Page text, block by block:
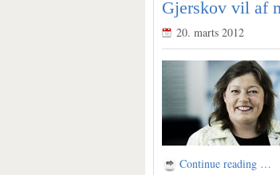
Gjerskov vil af
20. marts 2012
Continue reading …